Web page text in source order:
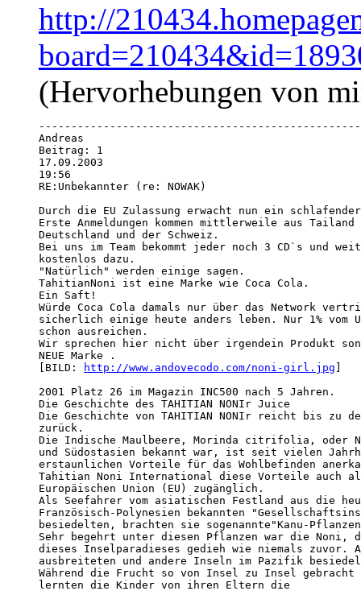
http://
(Hervorhebungen von
Andreas
Beitrag: 1
17.09.2003
19:56
RE:Unbekannter (re: NOWAK)
Durch die EU Zulassung erwacht nun ein
Erste Anmeldungen kommen mittlerweile aus
Deutschland und der Schweiz.
Bei uns im Team bekommt jeder noch 3 CD`s und
kostenlos dazu.
"Natürlich" werden einige sagen.
TahitianNoni ist eine Marke wie Coca Cola.
Ein Saft!
Würde Coca Cola damals nur über das Network
sicherlich einige heute anders leben. Nur 1% vom
schon ausreichen.
Wir sprechen hier nicht über irgendein Produkt
NEUE Marke .
[BILD:
http://www.andovecodo.com/noni-girl.jpg
2001 Platz 26 im Magazin INC500 nach 5 Jahren.
Die Geschichte des TAHITIAN NONIr Juice
Die Geschichte von TAHITIAN NONIr reicht bis zu
zurück.
Die Indische Maulbeere, Morinda citrifolia,
und Südostasien bekannt war, ist seit vielen
erstaunlichen Vorteile für das Wohlbefinden
Tahitian Noni International diese Vorteile auch
Europäischen Union (EU) zugänglich.
Als Seefahrer vom asiatischen Festland aus die
Französisch-Polynesien bekannten
besiedelten, brachten sie sogenannte"Kanu-
Sehr begehrt unter diesen Pflanzen war die Noni,
dieses Inselparadieses gedieh wie niemals zuvor.
ausbreiteten und andere Inseln im Pazifik
Während die Frucht so von Insel zu Insel
lernten die Kinder von ihren Eltern die